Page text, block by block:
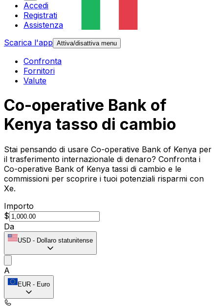
Accedi
Registrati
Assistenza
Scarica l'app Attiva/disattiva menu
Confronta
Fornitori
Valute
Co-operative Bank of
Kenya tasso di cambio
Stai pensando di usare Co-operative Bank of Kenya per
il trasferimento internazionale di denaro? Confronta i
Co-operative Bank of Kenya tassi di cambio e le
commissioni per scoprire i tuoi potenziali risparmi con
Xe.
Importo
$
Da
USD - Dollaro statunitense
A
EUR - Euro